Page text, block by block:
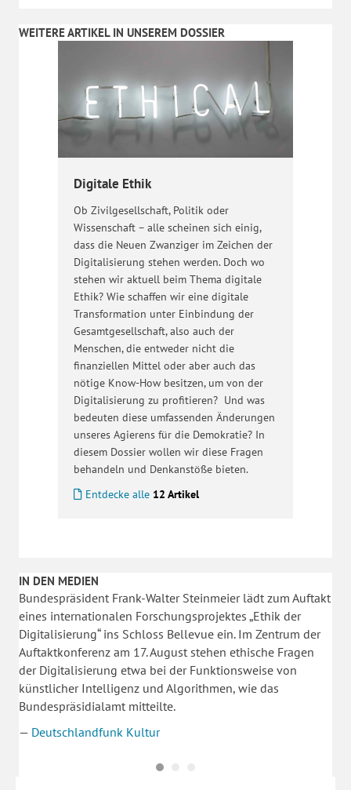
WEITERE ARTIKEL IN UNSEREM DOSSIER
Digitale Ethik
Ob Zivilgesellschaft, Politik oder
Wissenschaft – alle scheinen sich einig,
dass die Neuen Zwanziger im Zeichen der
Digitalisierung stehen werden. Doch wo
stehen wir aktuell beim Thema digitale
Ethik? Wie schaffen wir eine digitale
Transformation unter Einbindung der
Gesamtgesellschaft, also auch der
Menschen, die entweder nicht die
finanziellen Mittel oder aber auch das
nötige Know-How besitzen, um von der
Digitalisierung zu profitieren? Und was
bedeuten diese umfassenden Änderungen
unseres Agierens für die Demokratie? In
diesem Dossier wollen wir diese Fragen
behandeln und Denkanstöße bieten.
Entdecke alle 12 Artikel
IN DEN MEDIEN
Bundespräsident Frank-Walter Steinmeier lädt zum Auftakt
eines internationalen Forschungsprojektes „Ethik der
Digitalisierung“ ins Schloss Bellevue ein. Im Zentrum der
Auftaktkonferenz am 17. August stehen ethische Fragen
der Digitalisierung etwa bei der Funktionsweise von
künstlicher Intelligenz und Algorithmen, wie das
Bundespräsidialamt mitteilte.
— Deutschlandfunk Kultur